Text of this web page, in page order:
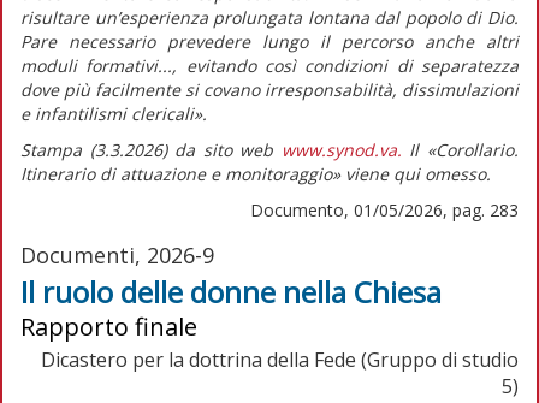
risultare un’esperienza prolungata lontana dal popolo di Dio.
Pare necessario prevedere lungo il percorso anche altri
moduli formativi..., evitando così condizioni di separatezza
dove più facilmente si covano irresponsabilità, dissimulazioni
e infantilismi clericali».
Stampa (3.3.2026) da sito web www.synod.va. Il «Corollario.
Itinerario di attuazione e monitoraggio» viene qui omesso.
Documento, 01/05/2026, pag. 283
Documenti, 2026-9
Il ruolo delle donne nella Chiesa
Rapporto finale
Dicastero per la dottrina della Fede (Gruppo di studio
5)